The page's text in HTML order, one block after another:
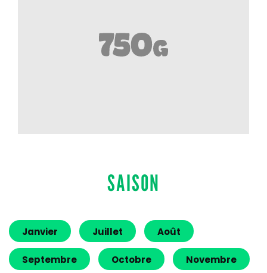
SAISON
Janvier Juillet Août
Septembre Octobre Novembre